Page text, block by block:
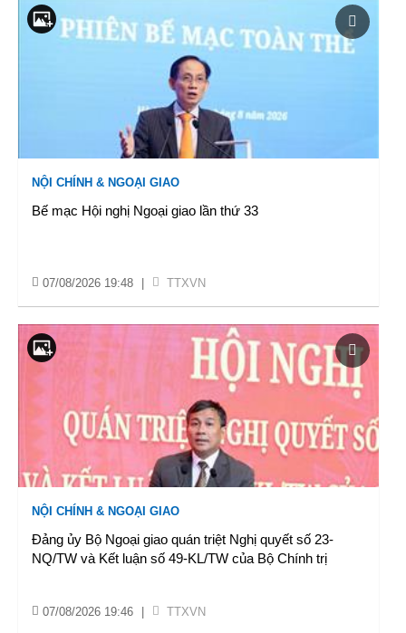
NỘI CHÍNH & NGOẠI GIAO
Bế mạc Hội nghị Ngoại giao lần thứ 33
07/08/2026 19:48 TTXVN
NỘI CHÍNH & NGOẠI GIAO
Đảng ủy Bộ Ngoại giao quán triệt Nghị quyết số 23-
NQ/TW và Kết luận số 49-KL/TW của Bộ Chính trị
07/08/2026 19:46 TTXVN